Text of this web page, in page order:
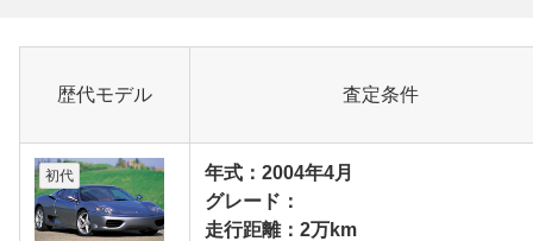
歴代モデル 査定条件
初代
年式：2004年4月
グレード：
走行距離：2万km